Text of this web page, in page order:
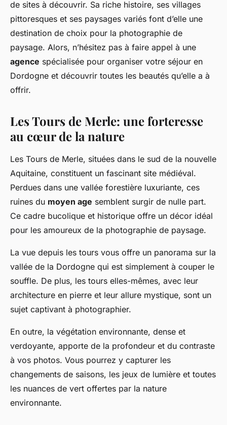
de sites à découvrir. Sa riche histoire, ses villages
pittoresques et ses paysages variés font d’elle une
destination de choix pour la photographie de
paysage. Alors, n’hésitez pas à faire appel à une
agence spécialisée pour organiser votre séjour en
Dordogne et découvrir toutes les beautés qu’elle a à
offrir.
Les Tours de Merle: une forteresse
au cœur de la nature
Les Tours de Merle, situées dans le sud de la nouvelle
Aquitaine, constituent un fascinant site médiéval.
Perdues dans une vallée forestière luxuriante, ces
ruines du moyen age semblent surgir de nulle part.
Ce cadre bucolique et historique offre un décor idéal
pour les amoureux de la photographie de paysage.
La vue depuis les tours vous offre un panorama sur la
vallée de la Dordogne qui est simplement à couper le
souffle. De plus, les tours elles-mêmes, avec leur
architecture en pierre et leur allure mystique, sont un
sujet captivant à photographier.
En outre, la végétation environnante, dense et
verdoyante, apporte de la profondeur et du contraste
à vos photos. Vous pourrez y capturer les
changements de saisons, les jeux de lumière et toutes
les nuances de vert offertes par la nature
environnante.